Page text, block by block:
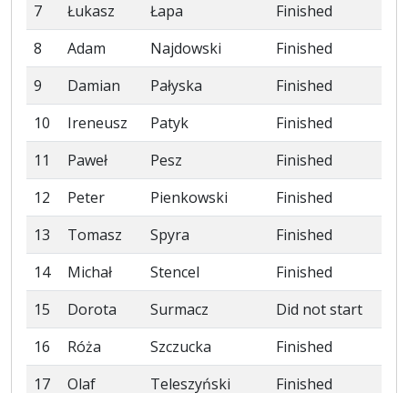
7
Łukasz Łapa
Finished
8
Adam Najdowski
Finished
9
Damian Pałyska
Finished
10
Ireneusz Patyk
Finished
11
Paweł Pesz
Finished
12
Peter Pienkowski
Finished
13
Tomasz Spyra
Finished
14
Michał Stencel
Finished
15
Dorota Surmacz
Did not start
16
Róża Szczucka
Finished
17
Olaf Teleszyński Finished